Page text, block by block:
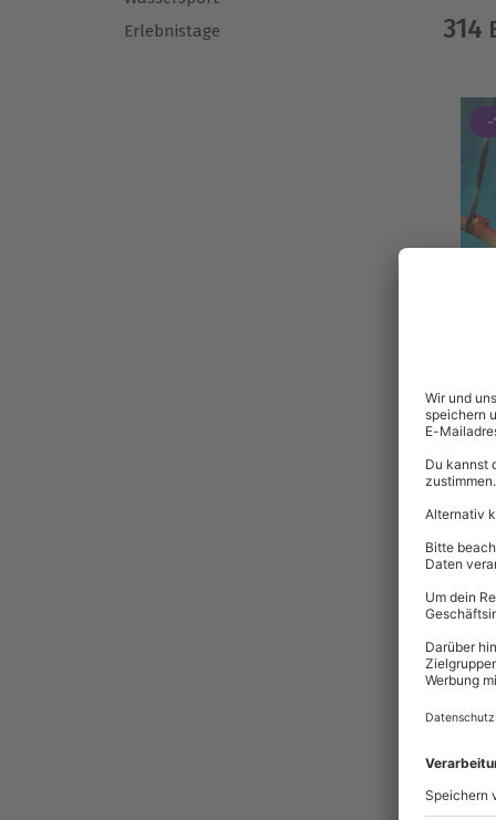
Erlebnistage
314
-